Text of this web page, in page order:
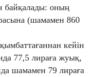
байқалады: оның
(шамамен 860
кейін
77,5 лираға жуық,
шамамен 79 лираға